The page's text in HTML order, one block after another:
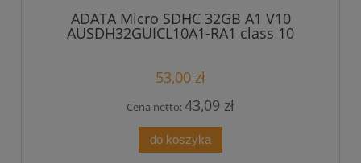
ADATA Micro SDHC 32GB A1 V10
AUSDH32GUICL10A1-RA1 class 10
53,00 zł
Cena netto:43,09 zł
do koszyka